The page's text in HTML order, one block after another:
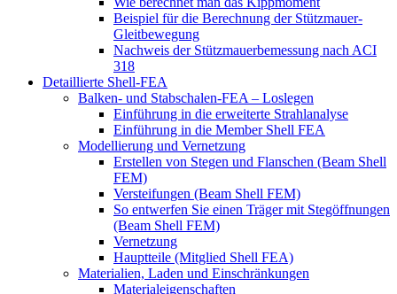
Beispiel für die Berechnung der Stützmauer-
Gleitbewegung
Nachweis der Stützmauerbemessung nach ACI
318
Detaillierte Shell-FEA
Balken- und Stabschalen-FEA – Loslegen
Einführung in die erweiterte Strahlanalyse
Einführung in die Member Shell FEA
Modellierung und Vernetzung
Erstellen von Stegen und Flanschen (Beam Shell
FEM)
Versteifungen (Beam Shell FEM)
So entwerfen Sie einen Träger mit Stegöffnungen
(Beam Shell FEM)
Vernetzung
Hauptteile (Mitglied Shell FEA)
Materialien, Laden und Einschränkungen
Materialeigenschaften